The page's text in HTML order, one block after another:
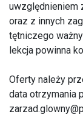
uwzględnieniem
oraz z innych
tętniczego
lekcja powinna
Oferty należy
data otrzymania